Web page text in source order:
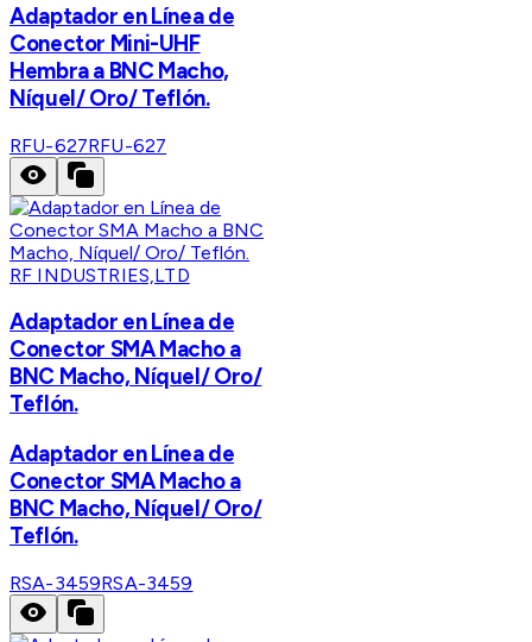
Adaptador en Línea de
Conector Mini-UHF
Hembra a BNC Macho,
Níquel/ Oro/ Teflón.
RFU-627RFU-627
RF INDUSTRIES,LTD
Adaptador en Línea de
Conector SMA Macho a
BNC Macho, Níquel/ Oro/
Teflón.
Adaptador en Línea de
Conector SMA Macho a
BNC Macho, Níquel/ Oro/
Teflón.
RSA-3459RSA-3459